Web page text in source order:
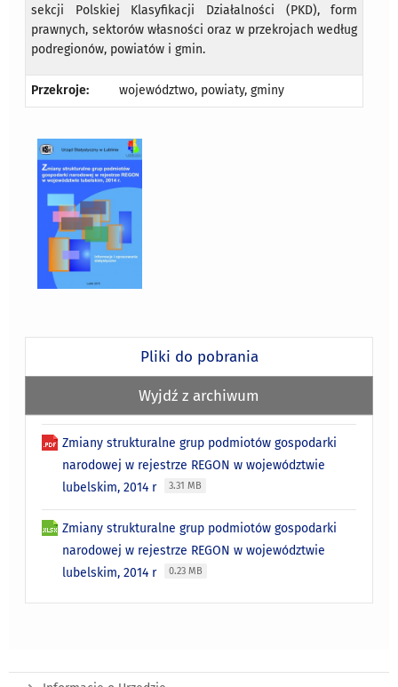
sekcji Polskiej Klasyfikacji Działalności (PKD), form
prawnych, sektorów własności oraz w przekrojach według
podregionów, powiatów i gmin.
Przekroje: województwo, powiaty, gminy
Pliki do pobrania
Wyjdź z archiwum
Zmiany strukturalne grup podmiotów gospodarki
narodowej w rejestrze REGON w województwie
lubelskim, 2014 r
3.31 MB
Zmiany strukturalne grup podmiotów gospodarki
narodowej w rejestrze REGON w województwie
lubelskim, 2014 r
0.23 MB